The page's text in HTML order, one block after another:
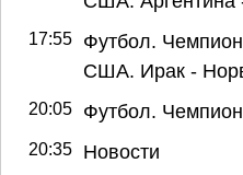
17:55
Футбол.
США. Ирак -
20:05 Футбол.
20:35 Новости